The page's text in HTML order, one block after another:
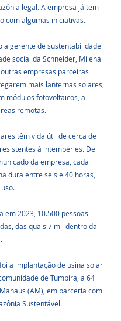
legal. A empresa já tem
com algumas iniciativas.
a gerente de sustentabilidade
social da Schneider, Milena
empresas parceiras
mais lanternas solares,
módulos fotovoltaicos, a
remotas.
têm vida útil de cerca de
à intempéries. De
da empresa, cada
dura entre seis e 40 horas,
em 2023, 10.500 pessoas
das quais 7 mil dentro da
a implantação de usina solar
de Tumbira, a 64
(AM), em parceria com
Sustentável.